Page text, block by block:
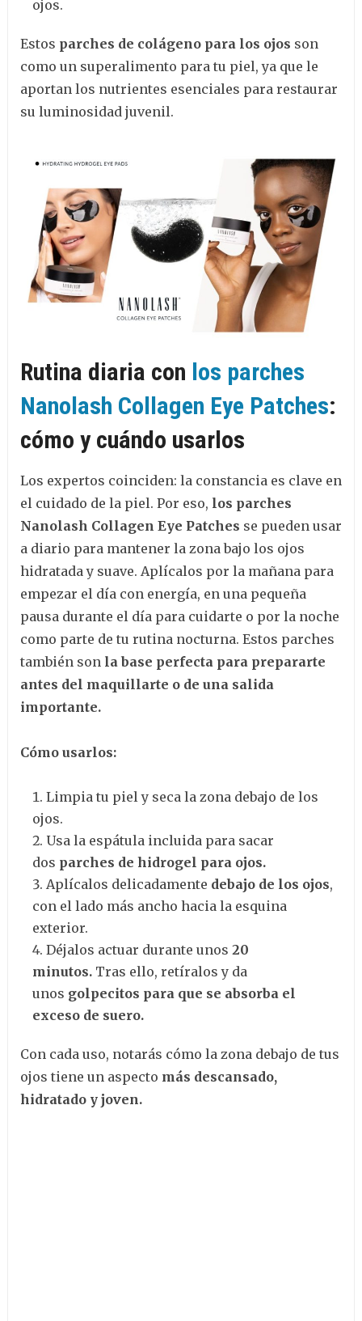
ojos.
Estos parches de colágeno para los ojos son
como un superalimento para tu piel, ya que le
aportan los nutrientes esenciales para restaurar
su luminosidad juvenil.
Rutina diaria con los parches
Nanolash Collagen Eye Patches:
cómo y cuándo usarlos
Los expertos coinciden: la constancia es clave en
el cuidado de la piel. Por eso, los parches
Nanolash Collagen Eye Patches se pueden usar
a diario para mantener la zona bajo los ojos
hidratada y suave. Aplícalos por la mañana para
empezar el día con energía, en una pequeña
pausa durante el día para cuidarte o por la noche
como parte de tu rutina nocturna. Estos parches
también son la base perfecta para prepararte
antes del maquillarte o de una salida
importante.
Cómo usarlos:
Limpia tu piel y seca la zona debajo de los
ojos.
Usa la espátula incluida para sacar
dos parches de hidrogel para ojos.
Aplícalos delicadamente debajo de los ojos,
con el lado más ancho hacia la esquina
exterior.
Déjalos actuar durante unos 20
minutos.Tras ello, retíralos y da
unos golpecitos para que se absorba el
exceso de suero.
Con cada uso, notarás cómo la zona debajo de tus
ojos tiene un aspecto más descansado,
hidratado y joven.